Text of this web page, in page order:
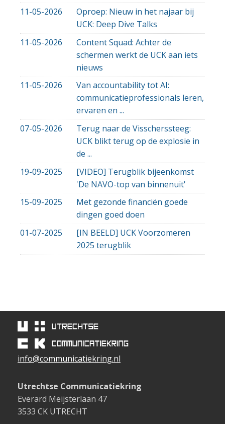
11-05-2026
Oproep: Nieuw in het najaar bij
UCK: Deep Dive Talks
11-05-2026
Content Squad: Achter de
schermen werkt de UCK aan iets
nieuws
11-05-2026
Van accountability tot AI:
communicatieprofessionals leren,
ervaren en ...
07-05-2026
Terug naar de Visscherssteeg:
UCK blikt terug op de explosie in
de ...
19-09-2025
[VIDEO] Terugblik bijeenkomst
'De NAVO-top van binnenuit'
15-09-2025
Met gezonde financiën goede
dingen goed doen
01-07-2025
[IN BEELD] UCK Voorzomeren
2025 terugblik
info@communicatiekring.nl
Utrechtse Communicatiekring
Everard Meijsterlaan 47
3533 CK UTRECHT